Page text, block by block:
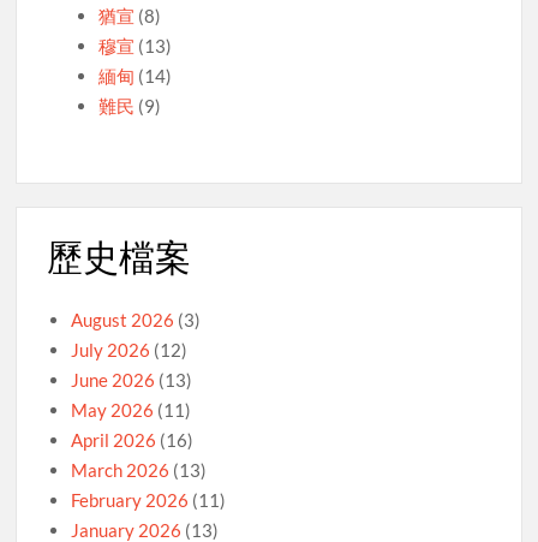
猶宣 (8)
穆宣 (13)
緬甸 (14)
難民 (9)
歷史檔案
August 2026 (3)
July 2026 (12)
June 2026 (13)
May 2026 (11)
April 2026 (16)
March 2026 (13)
February 2026 (11)
January 2026 (13)